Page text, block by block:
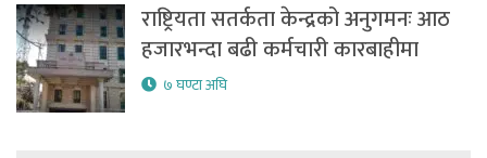
राष्ट्रियता सतर्कता केन्द्रको अनुगमनः आठ
हजारभन्दा बढी कर्मचारी कारबाहीमा
७ घण्टा अघि